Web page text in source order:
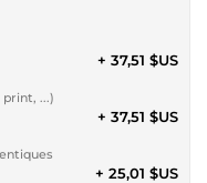
...)
+ 37,51 $US
+ 37,51 $US
+ 25,01 $US